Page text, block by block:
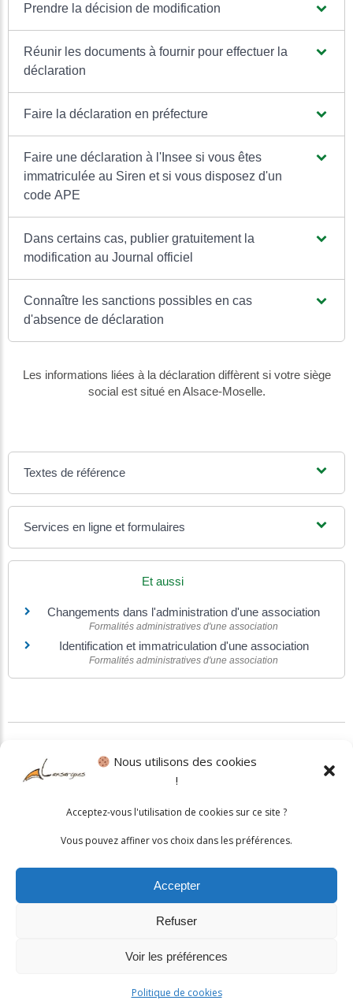
Nous utilisons des cookies
!
Acceptez-vous l'utilisation de cookies sur ce site ?
Vous pouvez affiner vos choix dans les préférences.
Accepter
Refuser
Voir les préférences
Politique de cookies
Prendre la décision de modification
Réunir les documents à fournir pour effectuer la
déclaration
Faire la déclaration en préfecture
Faire une déclaration à l'Insee si vous êtes
immatriculée au Siren et si vous disposez d'un
code APE
Dans certains cas, publier gratuitement la
modification au Journal officiel
Connaître les sanctions possibles en cas
d'absence de déclaration
Les informations liées à la déclaration diffèrent si votre siège
social est situé en Alsace-Moselle.
Textes de référence
Services en ligne et formulaires
Et aussi
Changements dans l'administration d'une association
Formalités administratives d'une association
Identification et immatriculation d'une association
Formalités administratives d'une association
Politique cookies•Mentions légales